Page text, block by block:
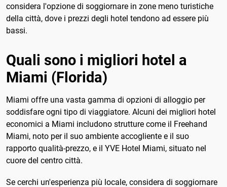
considera l'opzione di soggiornare in zone meno turistiche
della città, dove i prezzi degli hotel tendono ad essere più
bassi.
Quali sono i migliori hotel a
Miami (Florida)
Miami offre una vasta gamma di opzioni di alloggio per
soddisfare ogni tipo di viaggiatore. Alcuni dei migliori hotel
economici a Miami includono strutture come il Freehand
Miami, noto per il suo ambiente accogliente e il suo
rapporto qualità-prezzo, e il YVE Hotel Miami, situato nel
cuore del centro città.
Se cerchi un'esperienza più locale, considera di soggiornare